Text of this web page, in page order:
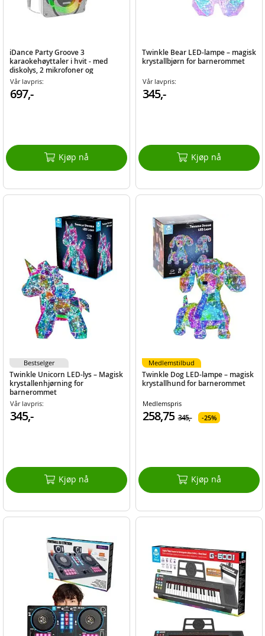
iDance Party Groove 3
karaokehøyttaler i hvit - med
diskolys, 2 mikrofoner og
fjernkontroll
Vår lavpris:
697,-
Kjøp nå
Twinkle Bear LED-lampe – magisk
krystallbjørn for barnerommet
Vår lavpris:
345,-
Kjøp nå
Twinkle Unicorn LED-lys – Magisk
krystallenhjørning for
barnerommet
Vår lavpris:
345,-
Kjøp nå
Bestselger
Twinkle Dog LED-lampe – magisk
krystallhund for barnerommet
Medlemspris
258,75 345,- 25%
Kjøp nå
Medlemstilbud